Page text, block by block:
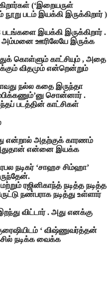
(‘இறையருள்
படம் இயக்கி இருக்கிறார் )
இயக்கி இருக்கிறார் .
ஊரிலேயே இருக்க
கொள்ளும் காட்சியும் , அதை
விதமும் என்றென்றும்
நல்ல கதை இருந்தா
சொன்னார் .
படத்தின் காட்சிகள்
என்றால் அதற்குக் காரணம்
அதுதான் என்னை இயக்க
நடிகர் ‘சாஹச சிம்ஹா’
ரஜினிகாந்த் நடித்த நடித்த
நண்பராக நடித்து உள்ளார்
விட்டார் . அது எனக்கு
‘ விஷ்ணுவர்த்தன்
நடிக்க வைக்க